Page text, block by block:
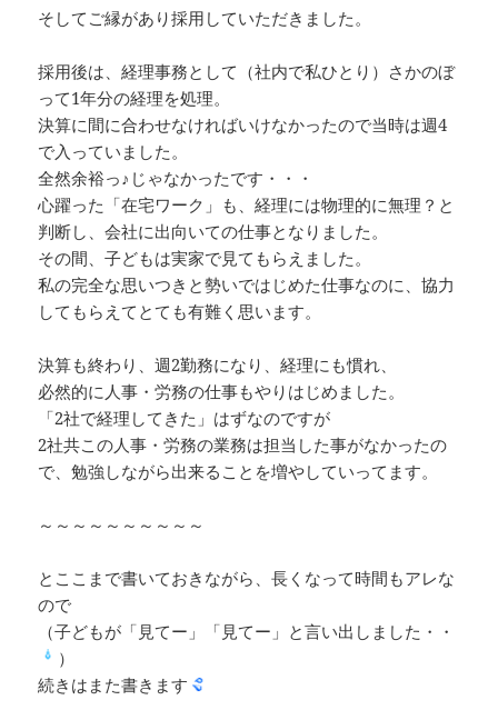
そしてご縁があり採用していただきました。
採用後は、経理事務として（社内で私ひとり）さかのぼ
って1年分の経理を処理。
決算に間に合わせなければいけなかったので当時は週4
で入っていました。
全然余裕っ♪じゃなかったです・・・
心躍った「在宅ワーク」も、経理には物理的に無理？と
判断し、会社に出向いての仕事となりました。
その間、子どもは実家で見てもらえました。
私の完全な思いつきと勢いではじめた仕事なのに、協力
してもらえてとても有難く思います。
決算も終わり、週2勤務になり、経理にも慣れ、
必然的に人事・労務の仕事もやりはじめました。
「2社で経理してきた」はずなのですが
2社共この人事・労務の業務は担当した事がなかったの
で、勉強しながら出来ることを増やしていってます。
～～～～～～～～～～
とここまで書いておきながら、長くなって時間もアレな
ので
（子どもが「見てー」「見てー」と言い出しました・・
）
続きはまた書きます